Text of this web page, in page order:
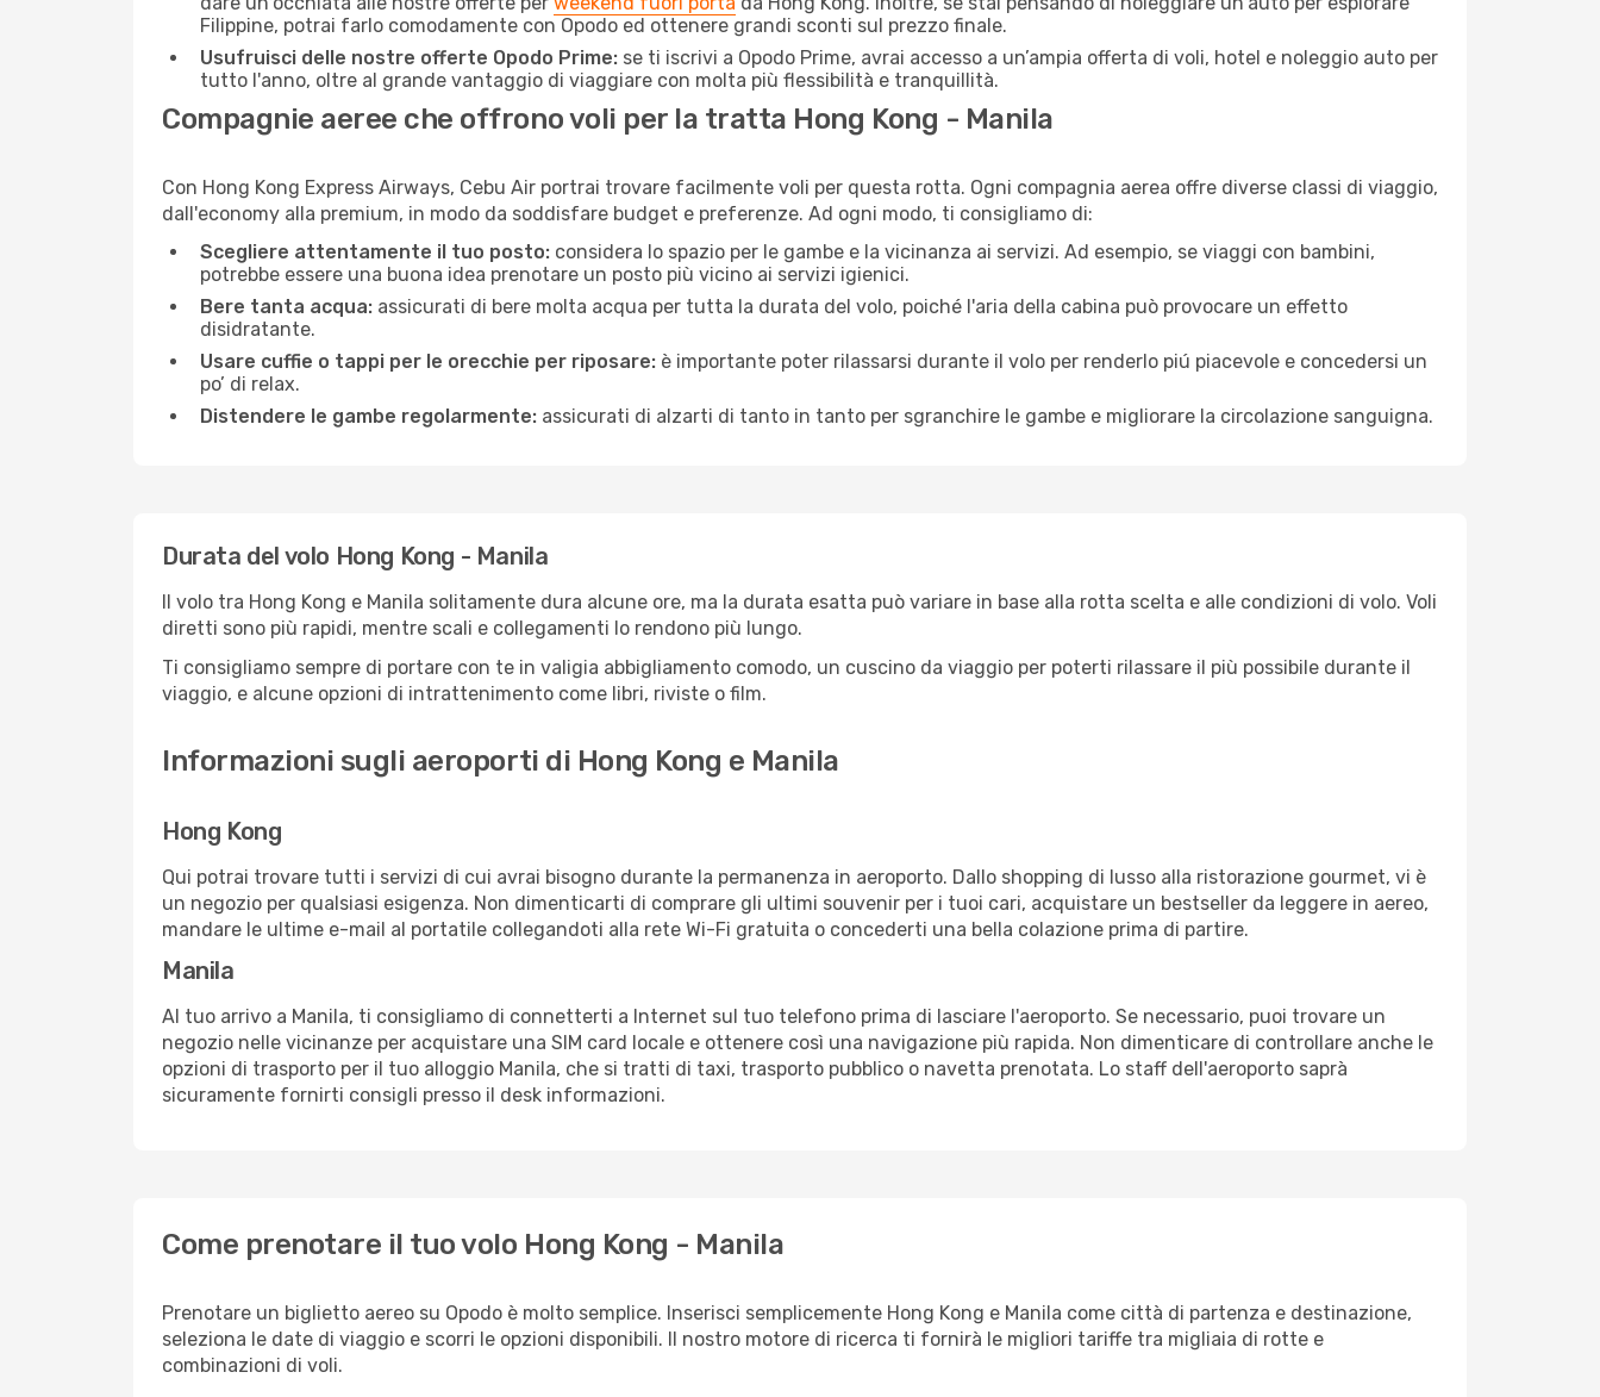
Filippine, potrai farlo comodamente con Opodo ed ottenere grandi sconti sul prezzo finale.
Usufruisci delle nostre offerte Opodo Prime: se ti iscrivi a Opodo Prime, avrai accesso a un’ampia offerta di voli, hotel e noleggio auto per
tutto l'anno, oltre al grande vantaggio di viaggiare con molta più flessibilità e tranquillità.
Compagnie aeree che offrono voli per la tratta Hong Kong - Manila
Con Hong Kong Express Airways, Cebu Air portrai trovare facilmente voli per questa rotta. Ogni compagnia aerea offre diverse classi di viaggio,
dall'economy alla premium, in modo da soddisfare budget e preferenze. Ad ogni modo, ti consigliamo di:
Scegliere attentamente il tuo posto: considera lo spazio per le gambe e la vicinanza ai servizi. Ad esempio, se viaggi con bambini,
potrebbe essere una buona idea prenotare un posto più vicino ai servizi igienici.
Bere tanta acqua: assicurati di bere molta acqua per tutta la durata del volo, poiché l'aria della cabina può provocare un effetto
disidratante.
Usare cuffie o tappi per le orecchie per riposare: è importante poter rilassarsi durante il volo per renderlo piú piacevole e concedersi un
po’ di relax.
Distendere le gambe regolarmente: assicurati di alzarti di tanto in tanto per sgranchire le gambe e migliorare la circolazione sanguigna.
Durata del volo Hong Kong - Manila
Il volo tra Hong Kong e Manila solitamente dura alcune ore, ma la durata esatta può variare in base alla rotta scelta e alle condizioni di volo. Voli
diretti sono più rapidi, mentre scali e collegamenti lo rendono più lungo.
Ti consigliamo sempre di portare con te in valigia abbigliamento comodo, un cuscino da viaggio per poterti rilassare il più possibile durante il
viaggio, e alcune opzioni di intrattenimento come libri, riviste o film.
Informazioni sugli aeroporti di Hong Kong e Manila
Hong Kong
Qui potrai trovare tutti i servizi di cui avrai bisogno durante la permanenza in aeroporto. Dallo shopping di lusso alla ristorazione gourmet, vi è
un negozio per qualsiasi esigenza. Non dimenticarti di comprare gli ultimi souvenir per i tuoi cari, acquistare un bestseller da leggere in aereo,
mandare le ultime e-mail al portatile collegandoti alla rete Wi-Fi gratuita o concederti una bella colazione prima di partire.
Manila
Al tuo arrivo a Manila, ti consigliamo di connetterti a Internet sul tuo telefono prima di lasciare l'aeroporto. Se necessario, puoi trovare un
negozio nelle vicinanze per acquistare una SIM card locale e ottenere così una navigazione più rapida. Non dimenticare di controllare anche le
opzioni di trasporto per il tuo alloggio Manila, che si tratti di taxi, trasporto pubblico o navetta prenotata. Lo staff dell'aeroporto saprà
sicuramente fornirti consigli presso il desk informazioni.
Come prenotare il tuo volo Hong Kong - Manila
Prenotare un biglietto aereo su Opodo è molto semplice. Inserisci semplicemente Hong Kong e Manila come città di partenza e destinazione,
seleziona le date di viaggio e scorri le opzioni disponibili. Il nostro motore di ricerca ti fornirà le migliori tariffe tra migliaia di rotte e
combinazioni di voli.